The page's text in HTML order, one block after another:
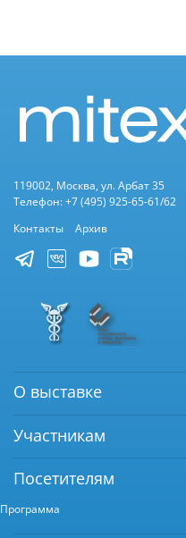
119002, Москва, ул. Арбат 35
Телефон: +7 (495) 925-65-61/62
Контакты
Архив
О выставке
Участникам
Посетителям
Программа